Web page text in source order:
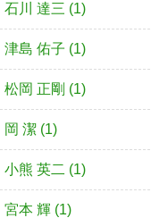
石川 達三 (1)
津島 佑子 (1)
松岡 正剛 (1)
岡 潔 (1)
小熊 英二 (1)
宮本 輝 (1)